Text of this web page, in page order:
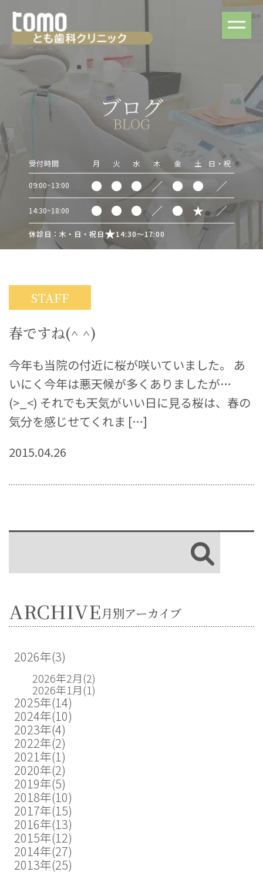
ブログ
BLOG
受付時間 月 火 水 木 金 土 日・祝
09:00~13:00 ● ● ● ／ ● ● ／
14:30~18:00 ● ● ● ／ ● ★ ／
休診日：木・日・祝日 14:30～17:00
STAFF
春ですね(^ ^)
今年も当院の付近に桜が咲いていました。 あ
いにく今年は悪天候が多くありましたが…
(>_<) それでも天気がいい日に見る桜は、春の
気分を感じせてくれま […]
2015.04.26
ARCHIVE月別アーカイブ
2026年(3)
2026年2月(2)
2026年1月(1)
2025年(14)
2024年(10)
2023年(4)
2022年(2)
2021年(1)
2020年(2)
2019年(5)
2018年(10)
2017年(15)
2016年(13)
2015年(12)
2014年(27)
2013年(25)